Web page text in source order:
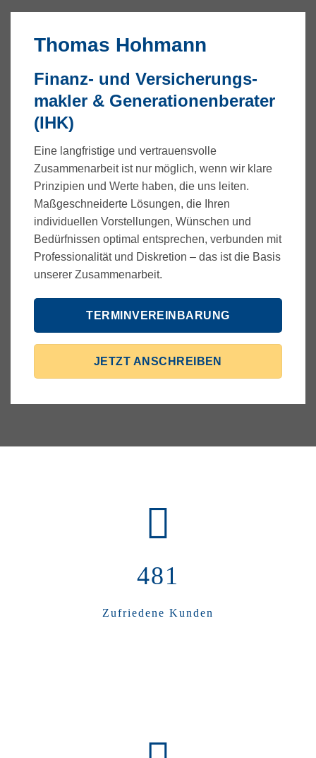
Thomas Hohmann
Finanz- und Versicherungs­
makler & Generationenberater
(IHK)
Eine langfristige und vertrauensvolle
Zusammenarbeit ist nur möglich, wenn wir klare
Prinzipien und Werte haben, die uns leiten.
Maßgeschneiderte Lösungen, die Ihren
individuellen Vorstellungen, Wünschen und
Bedürfnissen optimal entsprechen, verbunden mit
Professionalität und Diskretion – das ist die Basis
unserer Zusammenarbeit.
TERMIN­VEREINBARUNG
JETZT ANSCHREIBEN
481
Zufriedene Kunden